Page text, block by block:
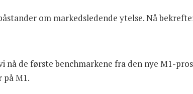
om markedsledende ytelse. Nå
nå de første benchmarkene fra den nye M1-
på M1.